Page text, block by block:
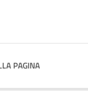
PAGINA